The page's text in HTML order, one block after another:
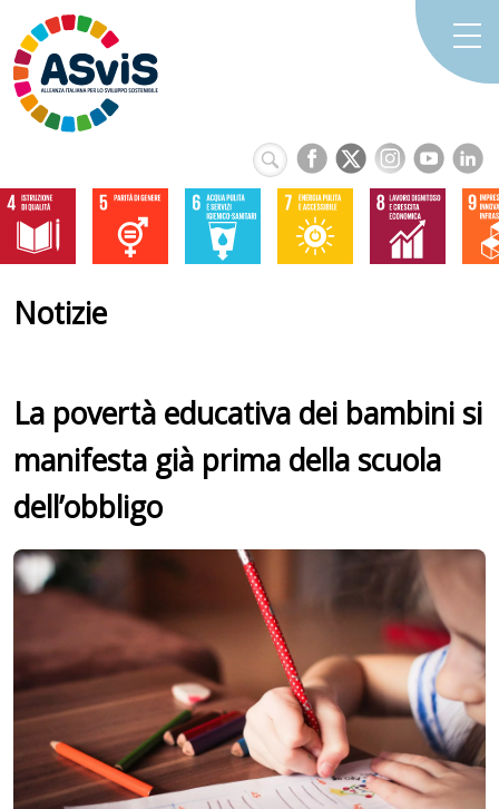
Notizie
La povertà educativa dei bambini si
manifesta già prima della scuola
dell’obbligo